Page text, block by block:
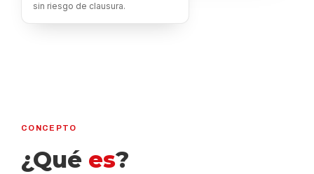
sin riesgo de clausura.
CONCEPTO
¿Qué es?